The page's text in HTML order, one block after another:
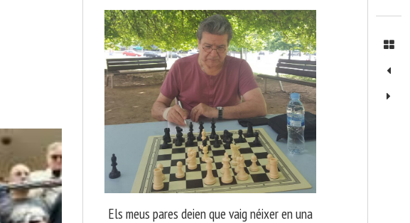
Els meus pares deien que vaig néixer en una